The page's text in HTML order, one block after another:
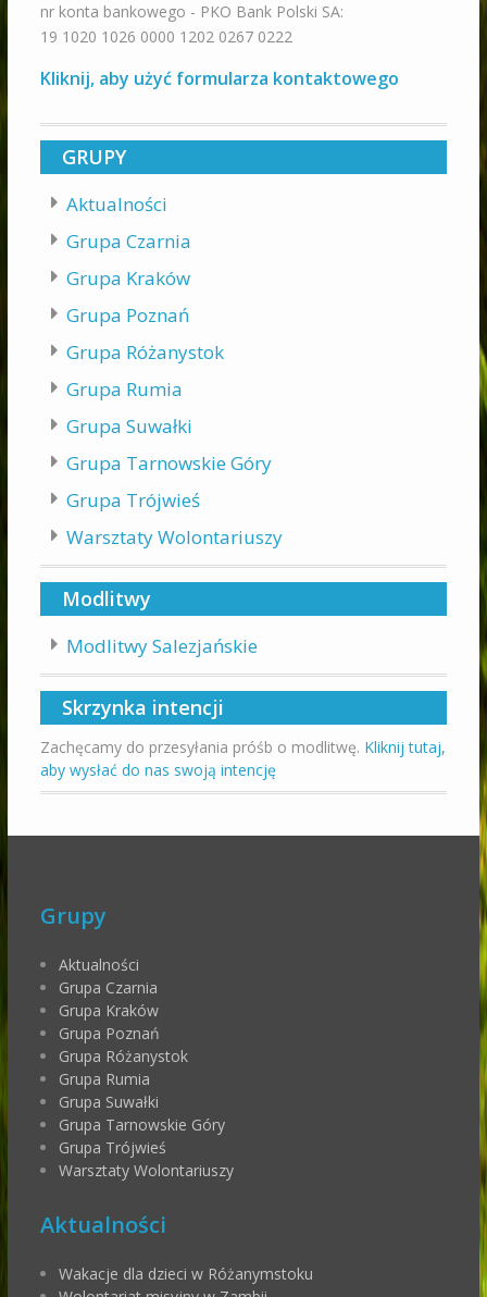
nr konta bankowego - PKO Bank Polski SA:
19 1020 1026 0000 1202 0267 0222
Kliknij, aby użyć formularza kontaktowego
GRUPY
Aktualności
Grupa Czarnia
Grupa Kraków
Grupa Poznań
Grupa Różanystok
Grupa Rumia
Grupa Suwałki
Grupa Tarnowskie Góry
Grupa Trójwieś
Warsztaty Wolontariuszy
Modlitwy
Modlitwy Salezjańskie
Skrzynka intencji
Zachęcamy do przesyłania próśb o modlitwę. Kliknij tutaj,
aby wysłać do nas swoją intencję
Grupy
Aktualności
Grupa Czarnia
Grupa Kraków
Grupa Poznań
Grupa Różanystok
Grupa Rumia
Grupa Suwałki
Grupa Tarnowskie Góry
Grupa Trójwieś
Warsztaty Wolontariuszy
Aktualności
Wakacje dla dzieci w Różanymstoku